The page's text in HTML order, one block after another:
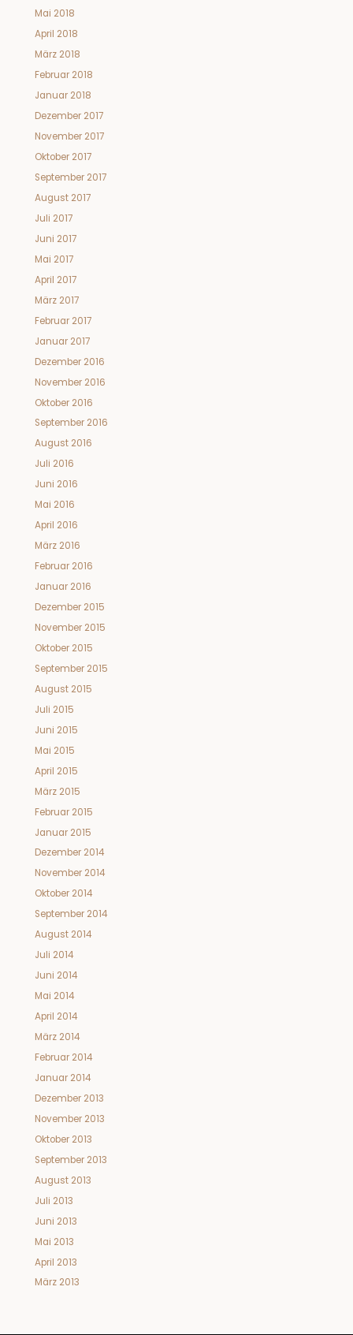
Mai 2018
April 2018
März 2018
Februar 2018
Januar 2018
Dezember 2017
November 2017
Oktober 2017
September 2017
August 2017
Juli 2017
Juni 2017
Mai 2017
April 2017
März 2017
Februar 2017
Januar 2017
Dezember 2016
November 2016
Oktober 2016
September 2016
August 2016
Juli 2016
Juni 2016
Mai 2016
April 2016
März 2016
Februar 2016
Januar 2016
Dezember 2015
November 2015
Oktober 2015
September 2015
August 2015
Juli 2015
Juni 2015
Mai 2015
April 2015
März 2015
Februar 2015
Januar 2015
Dezember 2014
November 2014
Oktober 2014
September 2014
August 2014
Juli 2014
Juni 2014
Mai 2014
April 2014
März 2014
Februar 2014
Januar 2014
Dezember 2013
November 2013
Oktober 2013
September 2013
August 2013
Juli 2013
Juni 2013
Mai 2013
April 2013
März 2013